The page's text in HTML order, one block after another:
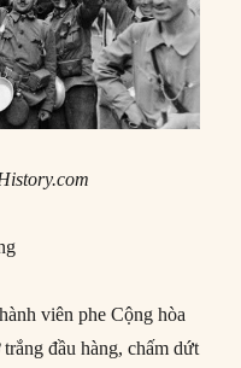
viên phe Cộng hòa
đầu hàng, chấm dứt